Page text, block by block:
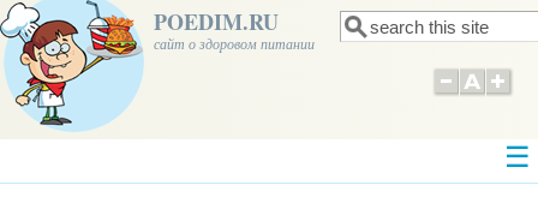
POEDIM.RU
сайт о здоровом питании Форма поиска
Поиск